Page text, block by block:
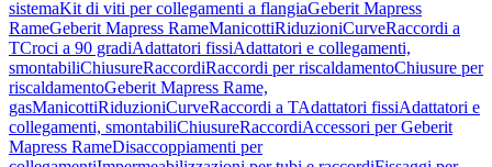
sistemaKit di viti per collegamenti a flangiaGeberit Mapress
RameGeberit Mapress RameManicottiRiduzioniCurveRaccordi a
TCroci a 90 gradiAdattatori fissiAdattatori e collegamenti,
smontabiliChiusureRaccordiRaccordi per riscaldamentoChiusure per
riscaldamentoGeberit Mapress Rame,
gasManicottiRiduzioniCurveRaccordi a TAdattatori fissiAdattatori e
collegamenti, smontabiliChiusureRaccordiAccessori per Geberit
Mapress RameDisaccoppiamenti per